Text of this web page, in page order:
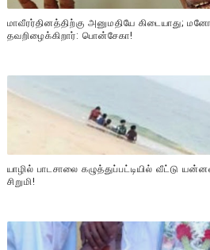
மாவீரர்தினத்திற்கு அனுமதியே கிடையாது;
தவறிழைக்கிறார்: பொன்சேகா!
யாழில் பாடசாலை கழுத்துப்பட்டியில் வீட்டு
சிறுமி!